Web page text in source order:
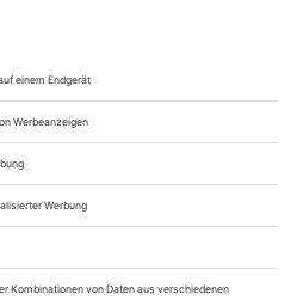
Preise für Käufe
vor Auslösen der Bestellung
9,99 €